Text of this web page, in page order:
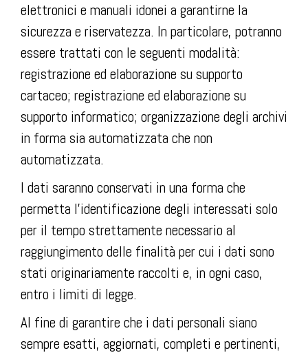
elettronici e manuali idonei a garantirne la
sicurezza e riservatezza. In particolare, potranno
essere trattati con le seguenti modalità:
registrazione ed elaborazione su supporto
cartaceo; registrazione ed elaborazione su
supporto informatico; organizzazione degli archivi
in forma sia automatizzata che non
automatizzata.
I dati saranno conservati in una forma che
permetta l’identificazione degli interessati solo
per il tempo strettamente necessario al
raggiungimento delle finalità per cui i dati sono
stati originariamente raccolti e, in ogni caso,
entro i limiti di legge.
Al fine di garantire che i dati personali siano
sempre esatti, aggiornati, completi e pertinenti,